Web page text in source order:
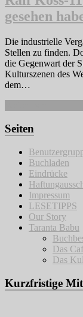
gesehen
Die industrielle
Stellen zu finden.
die Gegenwart der
Kulturszenen des
dem…
Seiten
Buchladen
Eindrücke
Impressum
LESETIPPS
Our Story
Taranta Babu
Das
Das
Kurzfristige